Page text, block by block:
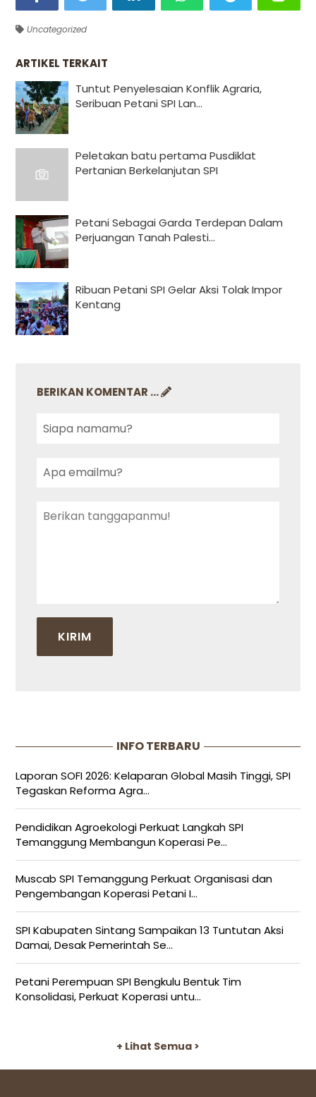
Uncategorized
ARTIKEL TERKAIT
Tuntut Penyelesaian Konflik Agraria,
Seribuan Petani SPI Lan...
Peletakan batu pertama Pusdiklat
Pertanian Berkelanjutan SPI
Petani Sebagai Garda Terdepan Dalam
Perjuangan Tanah Palesti...
Ribuan Petani SPI Gelar Aksi Tolak Impor
Kentang
BERIKAN KOMENTAR ...
INFO TERBARU
Laporan SOFI 2026: Kelaparan Global Masih Tinggi, SPI
Tegaskan Reforma Agra...
Pendidikan Agroekologi Perkuat Langkah SPI
Temanggung Membangun Koperasi Pe...
Muscab SPI Temanggung Perkuat Organisasi dan
Pengembangan Koperasi Petani I...
SPI Kabupaten Sintang Sampaikan 13 Tuntutan Aksi
Damai, Desak Pemerintah Se...
Petani Perempuan SPI Bengkulu Bentuk Tim
Konsolidasi, Perkuat Koperasi untu...
+ Lihat Semua >